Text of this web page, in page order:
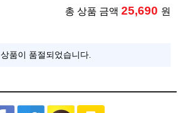
총 상품 금액 25,690 원
상품이 품절되었습니다.